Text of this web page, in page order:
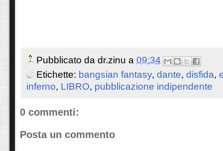
Pubblicato da dr.zinu a 09:34
Etichette: bangsian fantasy, dante, disfida,
inferno, LIBRO, pubblicazione indipendente
0 commenti:
Posta un commento